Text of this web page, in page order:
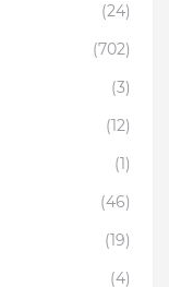
(24)
(702)
(3)
(12)
(1)
(46)
(19)
(4)